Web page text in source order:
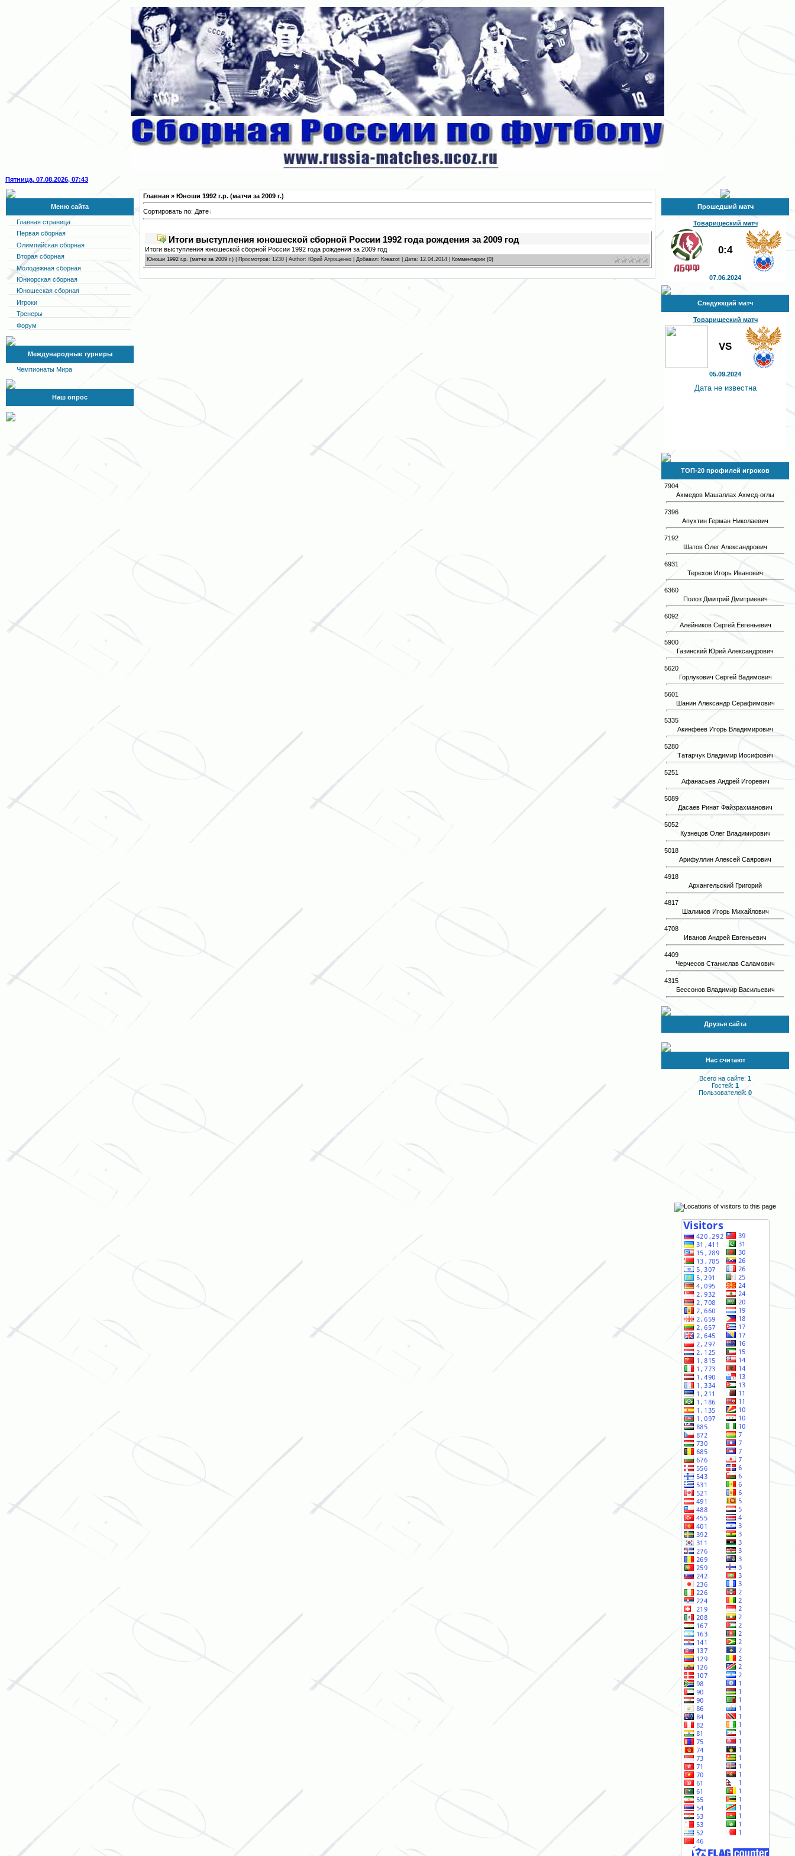
Пятница, 07.08.2026, 07:43
Меню сайта
Главная страница
Первая сборная
Олимпийская сборная
Вторая сборная
Молодёжная сборная
Юниорская сборная
Юношеская сборная
Игроки
Тренеры
Форум
Международные турниры
Чемпионаты Мира
Наш опрос
Главная » Юноши 1992 г.р. (матчи за 2009 г.)
Сортировать по: Дате
Итоги выступления юношеской сборной России 1992 года рождения за 2009 год
Итоги выступления юношеской сборной России 1992 года рождения за 2009 год
Юноши 1992 г.р. (матчи за 2009 г.) | Просмотров: 1230 | Author: Юрий Атрощенко | Добавил: Kreazot | Дата: 12.04.2014 Комментарии (0)
Прошедший матч
Товарищеский матч
0:4
07.06.2024
Следующий матч
Товарищеский матч
VS
05.09.2024
Дата не известна
ТОП-20 профилей игроков
7904
Ахмедов Машаллах Ахмед-оглы
7396
Апухтин Герман Николаевич
7192
Шатов Олег Александрович
6931
Терехов Игорь Иванович
6360
Полоз Дмитрий Дмитриевич
6092
Алейников Сергей Евгеньевич
5900
Газинский Юрий Александрович
5620
Горлукович Сергей Вадимович
5601
Шанин Александр Серафимович
5335
Акинфеев Игорь Владимирович
5280
Татарчук Владимир Иосифович
5251
Афанасьев Андрей Игоревич
5089
Дасаев Ринат Файзрахманович
5052
Кузнецов Олег Владимирович
5018
Арифуллин Алексей Саярович
4918
Архангельский Григорий
4817
Шалимов Игорь Михайлович
4708
Иванов Андрей Евгеньевич
4409
Черчесов Станислав Саламович
4315
Бессонов Владимир Васильевич
Друзья сайта
Нас считают
Всего на сайте: 1
Гостей: 1
Пользователей: 0